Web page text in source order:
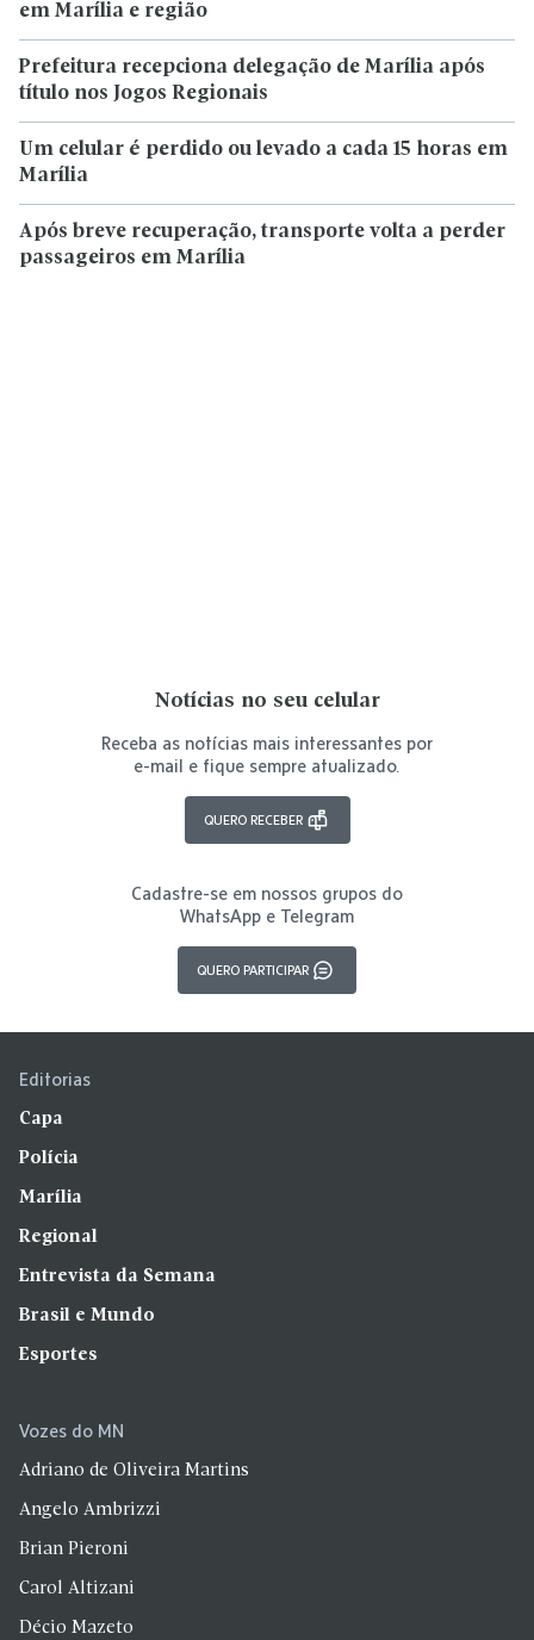
em Marília e região
Prefeitura recepciona delegação de Marília após
título nos Jogos Regionais
Um celular é perdido ou levado a cada 15 horas em
Marília
Após breve recuperação, transporte volta a perder
passageiros em Marília
Notícias no seu celular
Receba as notícias mais interessantes por
e-mail e fique sempre atualizado.
QUERO RECEBER
Cadastre-se em nossos grupos do
WhatsApp e Telegram
QUERO PARTICIPAR
Editorias
Capa
Polícia
Marília
Regional
Entrevista da Semana
Brasil e Mundo
Esportes
Vozes do MN
Adriano de Oliveira Martins
Angelo Ambrizzi
Brian Pieroni
Carol Altizani
Décio Mazeto